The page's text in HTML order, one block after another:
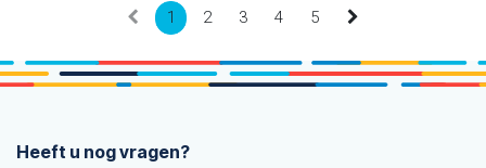
1 2 3 4 5
Heeft u nog vragen?